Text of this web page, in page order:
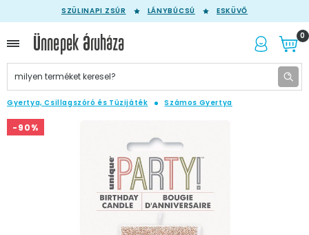
SZÜLINAPI ZSÚR LÁNYBÚCSÚ ESKÜVŐ
0
Gyertya, Csillagszóró és Tüzijáték Számos Gyertya
-90%